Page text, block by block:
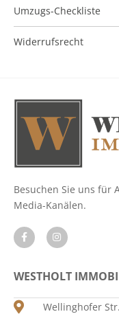
Umzugs-Checkliste
Widerrufsrecht
Besuchen Sie uns für
Media-Kanälen.
WESTHOLT
Wellinghofer